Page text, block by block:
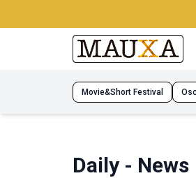
Movie&Short Festival
Daily - News